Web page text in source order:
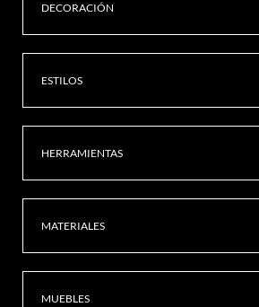
DECORACIÓN
ESTILOS
HERRAMIENTAS
MATERIALES
MUEBLES